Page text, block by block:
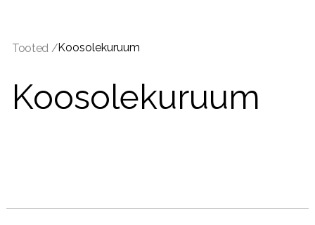
Tooted /Koosolekuruum
Koosolekuruum